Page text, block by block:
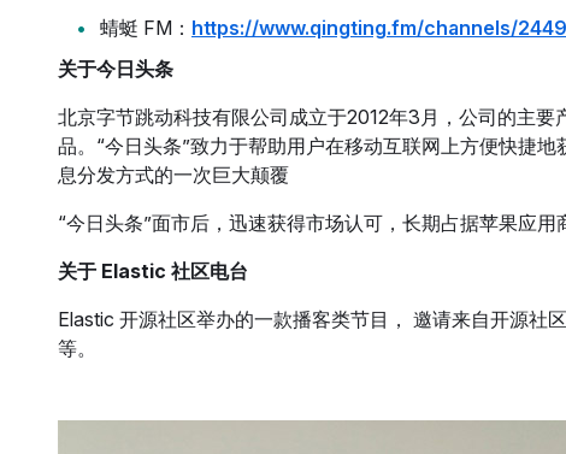
蜻蜓 FM： https://www.qingting.fm/channels/
关于今日头条
北京字节跳动科技有限公司成立于2012年3月，公司的主
品。“今日头条”致力于帮助用户在移动互联网上方便快捷
息分发方式的一次巨大颠覆
“今日头条”面市后，迅速获得市场认可，长期占据苹果应
关于 Elastic 社区电台
Elastic 开源社区举办的一款播客类节目， 邀请来自开源社
等。